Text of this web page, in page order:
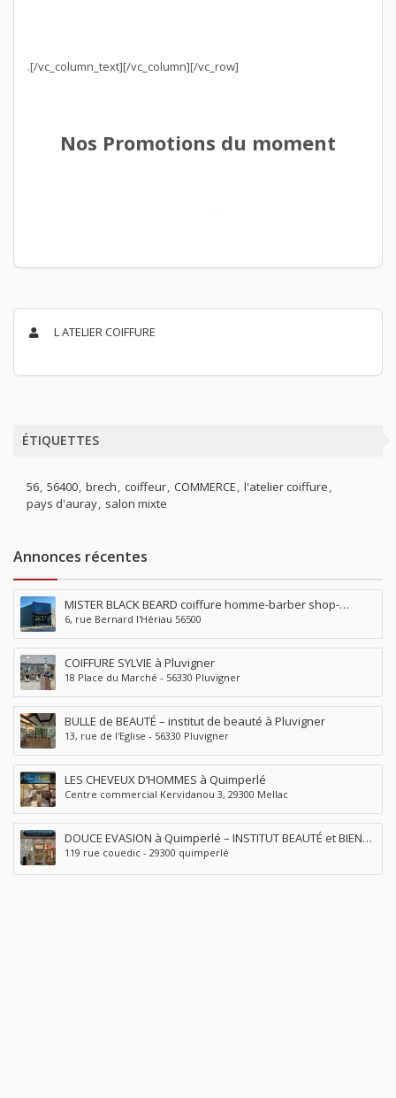
.[/vc_column_text][/vc_column][/vc_row]
Nos Promotions du moment
L ATELIER COIFFURE
ÉTIQUETTES
56 56400 brech coiffeur COMMERCE l'atelier coiffure
pays d'auray salon mixte
Annonces récentes
MISTER BLACK BEARD coiffure homme-barber shop-
tatouage-piercing à Locminé
6, rue Bernard l'Hériau 56500
COIFFURE SYLVIE à Pluvigner
18 Place du Marché - 56330 Pluvigner
BULLE de BEAUTÉ – institut de beauté à Pluvigner
13, rue de l'Eglise - 56330 Pluvigner
LES CHEVEUX D’HOMMES à Quimperlé
Centre commercial Kervidanou 3, 29300 Mellac
DOUCE EVASION à Quimperlé – INSTITUT BEAUTÉ et BIEN
ÊTRE
119 rue couedic - 29300 quimperlé